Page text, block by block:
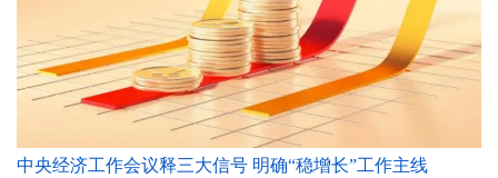
中央经济工作会议释三大信号 明确“稳增长”工作主线